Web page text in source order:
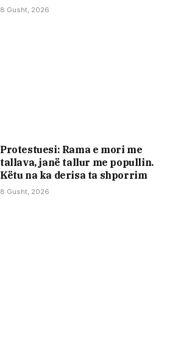
8 Gusht, 2026
Protestuesi: Rama e mori me
tallava, janë tallur me popullin.
Këtu na ka derisa ta shporrim
8 Gusht, 2026